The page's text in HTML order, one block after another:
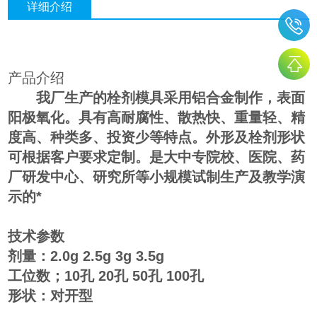
详细介绍
产品介绍
我厂生产的栓剂模具采用铝合金制作，表面
阳极氧化。具有高耐腐性、散热快、重量轻、精
度高、种类多、投资少等特点。外形及栓剂形状
可根据客户要求定制。是大中专院校、医院、药
厂研发中心、研究所等小规模试制生产及教学演
示的*
技术参数
剂量：2.0g 2.5g 3g 3.5g
工位数； 10孔20孔50孔100孔
形状：对开型